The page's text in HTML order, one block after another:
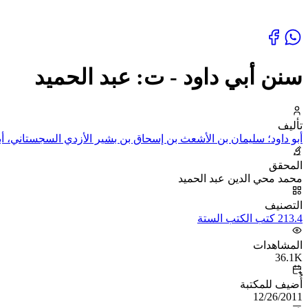
سنن أبي داود - ت: عبد الحميد
تأليف
أبو داود؛ سليمان بن الأشعث بن إسحاق بن بشير الأزدي السجستاني،
المحقق
محمد محي الدين عبد الحميد
التصنيف
213.4 كتب الكتب الستة
المشاهدات
36.1K
أُضيف للمكتبة
12/26/2011